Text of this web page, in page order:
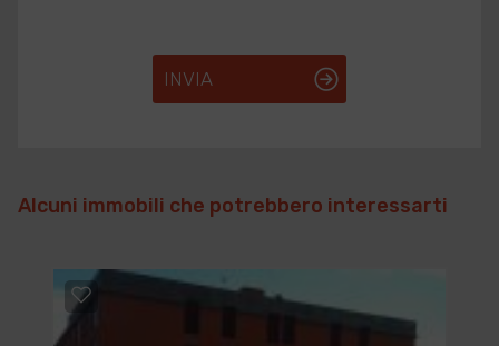
INVIA
Alcuni immobili che potrebbero interessarti